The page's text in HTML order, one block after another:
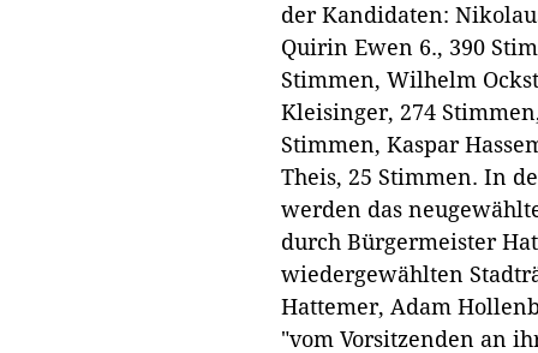
der Kandidaten:
Quirin Ewen 6., 390
Stimmen, Wilhelm
Kleisinger, 274
Stimmen, Kaspar
Theis, 25 Stimmen. In
werden das
durch Bürgermeister
wiedergewählten
Hattemer, Adam
"vom Vorsitzenden an